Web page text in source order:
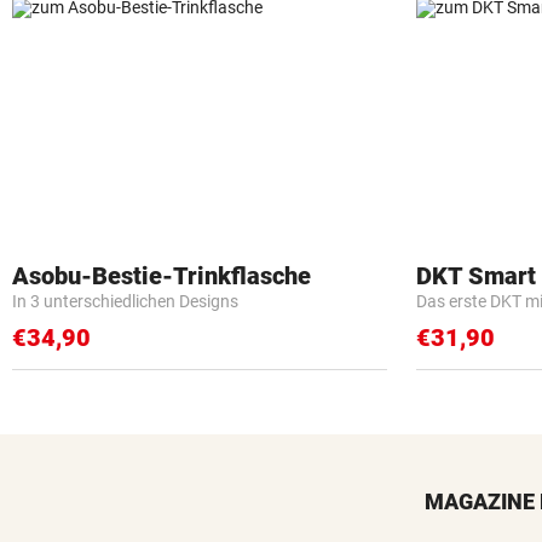
Asobu-Bestie-Trinkflasche
In 3 unterschiedlichen Designs
€34,90
DKT Smart
Das erste DKT
€31,90
MAGAZINE